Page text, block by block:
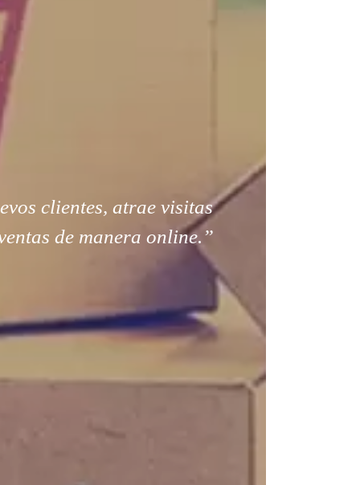
clientes, atrae visitas
de manera online.”